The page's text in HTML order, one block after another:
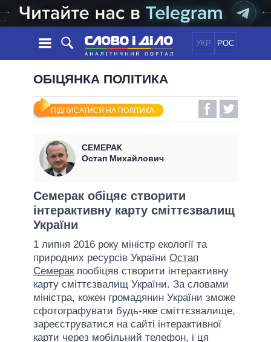
УКР РОС
НОВИНИ
СТРІЧКА
ПОДІЇ
СТАТТІ
ДУМКИ
ОГЛЯДИ
ДАЙДЖЕСТИ
ПОЛІТИКА
ЕКОНОМІКА
СВІТ
ОБIЦЯНКИ
УСІ ПОЛІТИКИ
ПРЕЗИДЕНТ І ОФІС
ВЕРХОВНА РАДА
КАБІНЕТ МІНІСТРІВ
ГОЛОВИ ОБЛАДМІНІСТРАЦІЙ
МЕРИ МІСТ
ВСІ ПЕРСОНИ
ІНФОГРАФІКА
ПІДТРИМАТИ
ОБІЦЯНКА ПОЛІТИКА
ПІДПИСАТИСЯ НА ПОЛІТИКА
СЕМЕРАК
Остап Михайлович
Семерак обіцяє створити
інтерактивну карту сміттєзвалищ
України
1 липня 2016 року міністр екології та
природних ресурсів України Остап
Семеракпообіцяв створити інтерактивну
карту сміттєзвалищ України. За словами
міністра, кожен громадянин України зможе
сфотографувати будь-яке сміттєзвалище,
зареєструватися на сайті інтерактивної
карти через мобільний телефон, і ця